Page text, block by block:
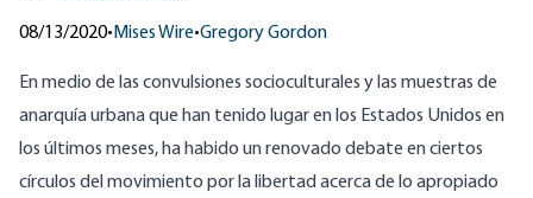
08/13/2020• Mises Wire•Gregory Gordon
En medio de las convulsiones socioculturales y las muestras de
anarquía urbana que han tenido lugar en los Estados Unidos en
los últimos meses, ha habido un renovado debate en ciertos
círculos del movimiento por la libertad acerca de lo apropiado